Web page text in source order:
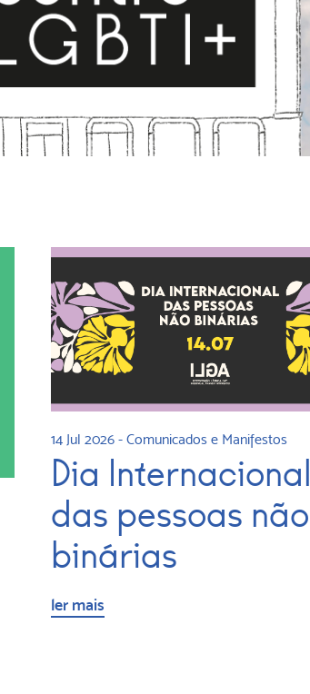
14 Jul 2026 -Comunicados e Manifestos
Dia Internacional
das pessoas não
binárias
ler mais